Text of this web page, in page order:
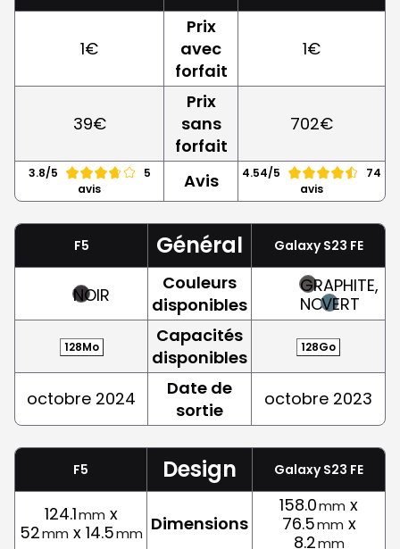
1€
Prix
avec
forfait
1€
39€
Prix
sans
forfait
702€
3.8/5
5
avis
Avis 4.54/5
74
avis
F5 Général Galaxy S23 FE
NOIR
Couleurs
disponibles
GRAPHITE,
NOIRVERT
128Mo
Capacités
disponibles
128Go
octobre 2024
Date de
sortie
octobre 2023
F5 Design Galaxy S23 FE
124.1mm x
52mm x 14.5mm Dimensions
158.0mm x
76.5mm x
8.2mm